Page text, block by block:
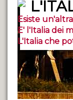
Esiste
E' l'Italia dei
L'Italia che